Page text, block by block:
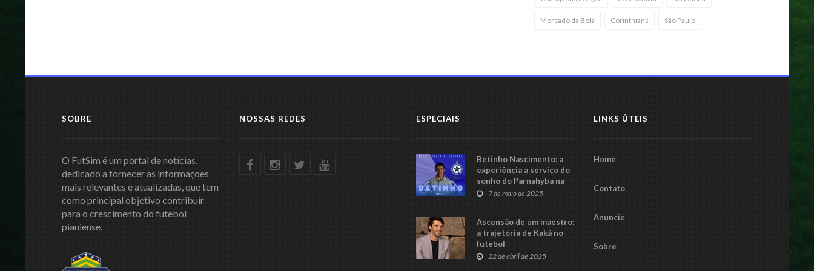
Mercado da Bola Corinthians São Paulo
SOBRE
O FutSim é um portal de notícias,
dedicado a fornecer as informações
mais relevantes e atualizadas, que tem
como principal objetivo contribuir
para o crescimento do futebol
piauiense.
NOSSAS REDES ESPECIAIS
Betinho Nascimento: a
experiência a serviço do
sonho do Parnahyba na
Série C
7 de maio de 2025
Ascensão de um maestro:
a trajetória de Kaká no
futebol
22 de abril de 2025
LINKS ÚTEIS
Home
Contato
Anuncie
Sobre